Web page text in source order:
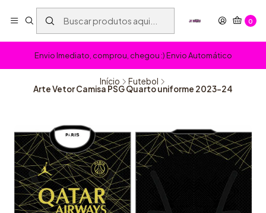
0
Envio Imediato, comprou, chegou :) Envio Automático
Início Futebol
Arte Vetor Camisa PSG Quarto uniforme 2023-24